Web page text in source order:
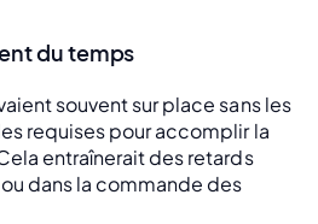
du temps
souvent sur place sans les
requises pour accomplir la
entraînerait des retards
dans la commande des